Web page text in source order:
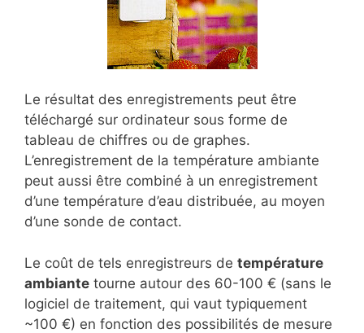
Le résultat des enregistrements peut être
téléchargé sur ordinateur sous forme de
tableau de chiffres ou de graphes.
L’enregistrement de la température ambiante
peut aussi être combiné à un enregistrement
d’une température d’eau distribuée, au moyen
d’une sonde de contact.
Le coût de tels enregistreurs de température
ambiante tourne autour des 60-100 € (sans le
logiciel de traitement, qui vaut typiquement
~100 €) en fonction des possibilités de mesure